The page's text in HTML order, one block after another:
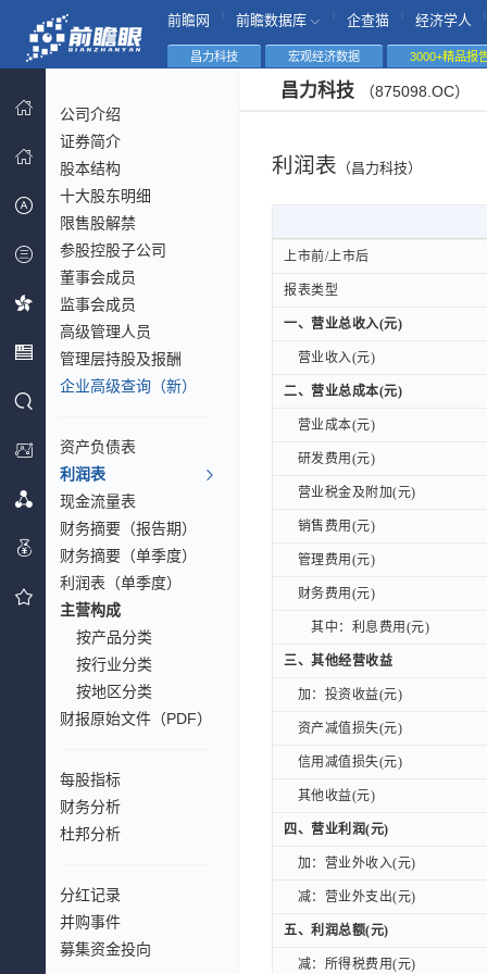
前瞻网 前瞻数据库 企查猫 经济学人
昌力科技 宏观经济数据 3000+精品报
公司介绍
证券简介
股本结构
十大股东明细
限售股解禁
参股控股子公司
董事会成员
监事会成员
高级管理人员
管理层持股及报酬
企业高级查询（新）
资产负债表
利润表
现金流量表
财务摘要（报告期）
财务摘要（单季度）
利润表（单季度）
主营构成
按产品分类
按行业分类
按地区分类
财报原始文件（PDF）
每股指标
财务分析
杜邦分析
分红记录
并购事件
募集资金投向
昌力科技 （875098.OC）
利润表 （昌力科技）
上市前/上市后
报表类型
一、营业总收入(元)
营业收入(元)
二、营业总成本(元)
营业成本(元)
研发费用(元)
营业税金及附加(元)
销售费用(元)
管理费用(元)
财务费用(元)
其中：利息费用(元)
三、其他经营收益
加：投资收益(元)
资产减值损失(元)
信用减值损失(元)
其他收益(元)
四、营业利润(元)
加：营业外收入(元)
减：营业外支出(元)
五、利润总额(元)
减：所得税费用(元)
上市前/上市后
报表类型
一、营业总收入(元)
营业收入(元)
二、营业总成本(元)
营业成本(元)
研发费用(元)
营业税金及附加(元)
销售费用(元)
管理费用(元)
财务费用(元)
其中：利息费用(元)
三、其他经营收益
加：投资收益(元)
资产减值损失(元)
信用减值损失(元)
其他收益(元)
四、营业利润(元)
加：营业外收入(元)
减：营业外支出(元)
五、利润总额(元)
减：所得税费用(元)